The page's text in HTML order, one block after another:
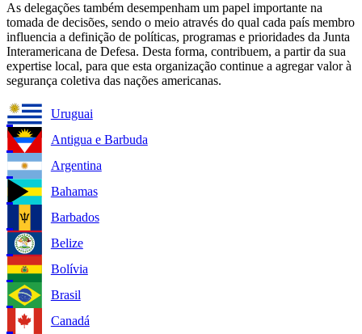
As delegações também desempenham um papel importante na
tomada de decisões, sendo o meio através do qual cada país membro
influencia a definição de políticas, programas e prioridades da Junta
Interamericana de Defesa. Desta forma, contribuem, a partir da sua
expertise local, para que esta organização continue a agregar valor à
segurança coletiva das nações americanas.
Uruguai
Antigua e Barbuda
Argentina
Bahamas
Barbados
Belize
Bolívia
Brasil
Canadá